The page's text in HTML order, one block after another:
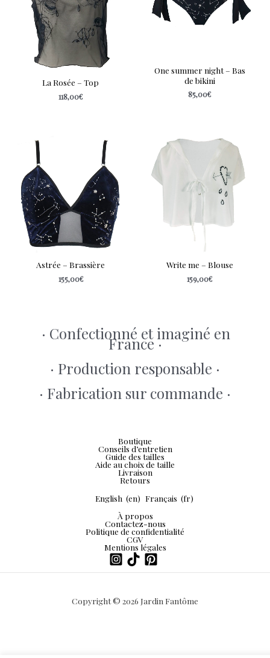
La Rosée – Top
118,00€
One summer night – Bas
de bikini
85,00€
Astrée – Brassière
155,00€
Write me – Blouse
159,00€
· Confectionné et imaginé en
France ·
· Production responsable ·
· Fabrication sur commande ·
Boutique
Conseils d’entretien
Guide des tailles
Aide au choix de taille
Livraison
Retours
English (en) Français (fr)
À propos
Contactez-nous
Politique de confidentialité
CGV
Mentions légales
Copyright © 2026 Jardin Fantôme